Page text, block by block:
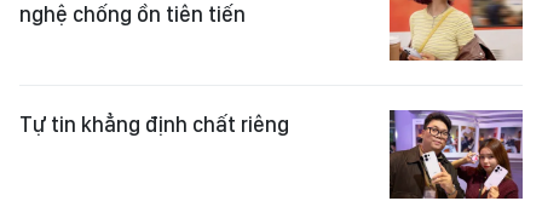
nghệ chống ồn tiên tiến
Tự tin khẳng định chất riêng